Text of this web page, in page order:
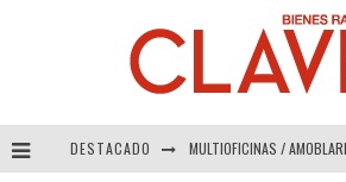
DESTACADO